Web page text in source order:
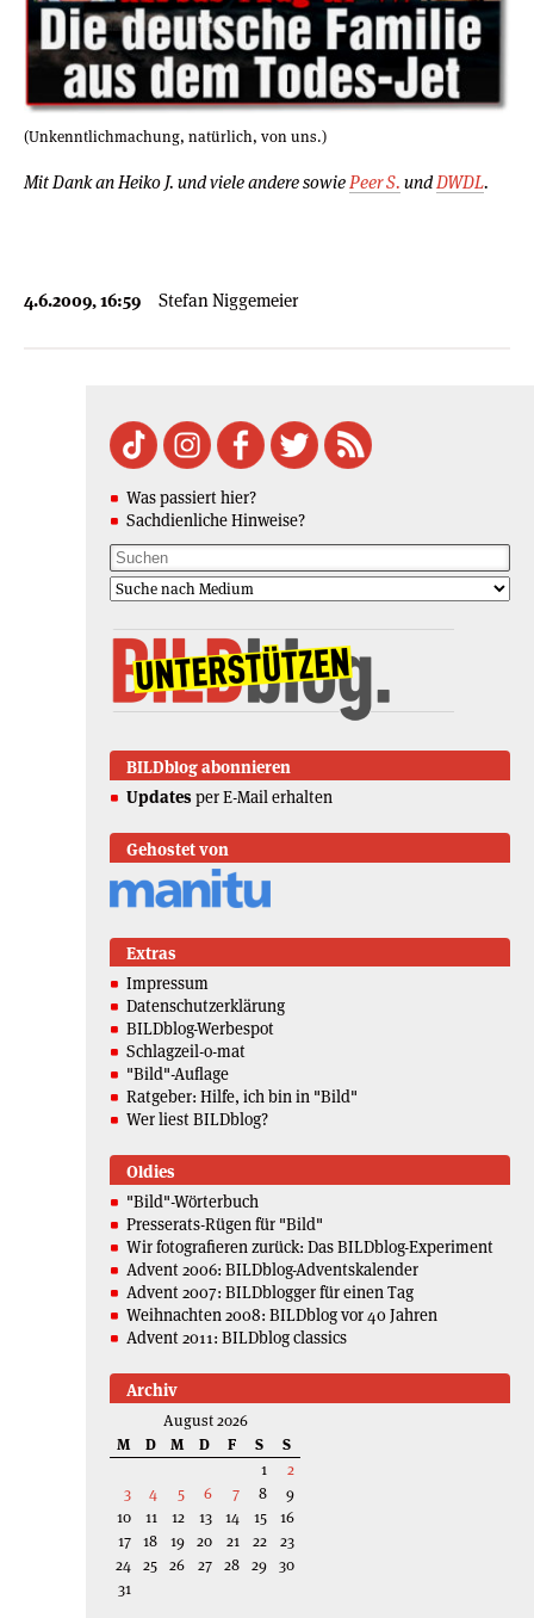
(Unkenntlichmachung, natürlich, von uns.)
Mit Dank an Heiko J. und viele andere sowiePeer S. undDWDL.
4.6.2009, 16:59 Stefan Niggemeier
Was passiert hier?
Sachdienliche Hinweise?
BILDblog abonnieren
Updates per E-Mail erhalten
Gehostet von
Extras
Impressum
Datenschutzerklärung
BILDblog-Werbespot
Schlagzeil-o-mat
"Bild"-Auflage
Ratgeber: Hilfe, ich bin in "Bild"
Wer liest BILDblog?
Oldies
"Bild"-Wörterbuch
Presserats-Rügen für "Bild"
Wir fotografieren zurück: Das BILDblog-Experiment
Advent 2006: BILDblog-Adventskalender
Advent 2007: BILDblogger für einen Tag
Weihnachten 2008: BILDblog vor 40 Jahren
Advent 2011: BILDblog classics
Archiv
August 2026
M
D M D F S
S
1
2
3
4 5 6 7 8
9
10
11 12 13 14 15
16
17 18 19 20 21 22
23
24 25 26 27 28 29 30
31